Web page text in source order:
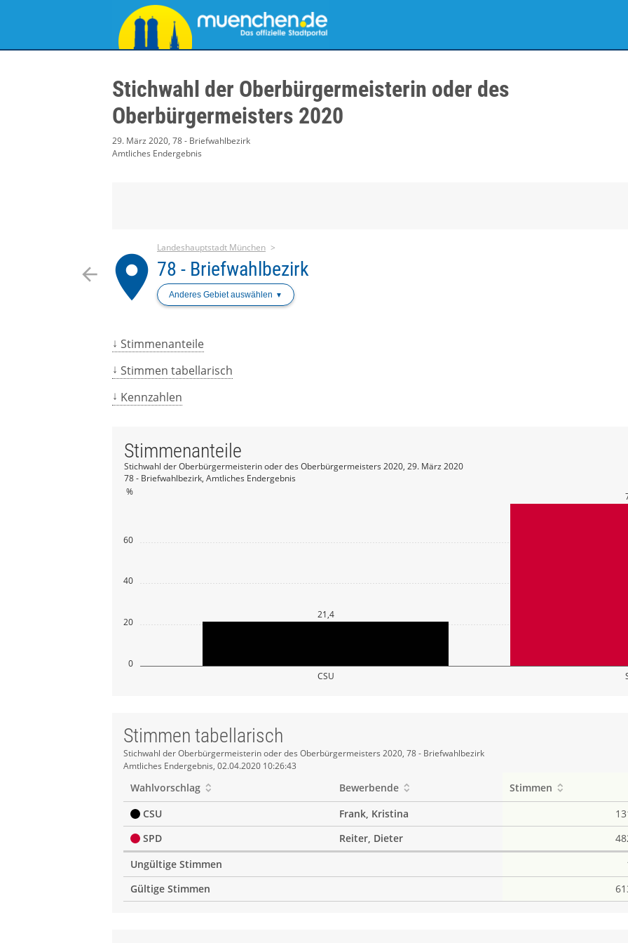
Stichwahl der Oberbürgermeisterin oder des
Oberbürgermeisters 2020
29. März 2020, 78 - Briefwahlbezirk
Amtliches Endergebnis
arrow_back place
Landeshauptstadt München
78 - Briefwahlbezirk
Anderes Gebiet auswählen
Stimmenanteile
Stimmen tabellarisch
Kennzahlen
0
20
40
60
%
CSU
21,4
Stimmenanteile
Stichwahl der Oberbürgermeisterin oder des Oberbürgermeisters 2020, 29. März 2020
78 - Briefwahlbezirk, Amtliches Endergebnis
Stimmen tabellarisch
Stimmen
tabellarisch
Stichwahl der Oberbürgermeisterin oder des Oberbürgermeisters 2020, 78 - Briefwahlbezirk
Amtliches Endergebnis, 02.04.2020 10:26:43
Wahlvorschlag Bewerbende Stimmen
CSU
Frank, Kristina
SPD
Reiter, Dieter
Ungültige Stimmen
Gültige Stimmen